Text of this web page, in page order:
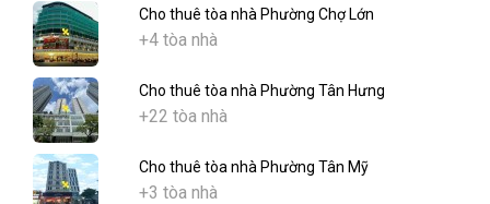
Cho thuê tòa nhà Phường Chợ Lớn
+4 tòa nhà
Cho thuê tòa nhà Phường Tân Hưng
+22 tòa nhà
Cho thuê tòa nhà Phường Tân Mỹ
+3 tòa nhà